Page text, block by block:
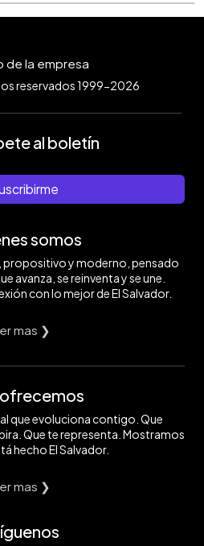
reservados 1999-2026
al boletín
somos
y moderno, pensado
avanza, se reinventa y se une.
con lo mejor de El Salvador.
mas ❯
que evoluciona contigo. Que
Que te representa. Mostramos
hecho El Salvador.
mas ❯